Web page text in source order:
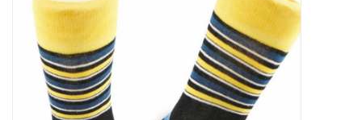
Interieur
Pylones